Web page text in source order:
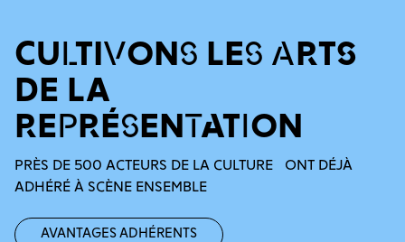
CULTIVONS LES ARTS
DE LA
REPRÉSENTATION
PRÈS DE 500 ACTEURS DE LA CULTURE ONT DÉJÀ
ADHÉRÉ À SCÈNE ENSEMBLE
Avantages adhérents